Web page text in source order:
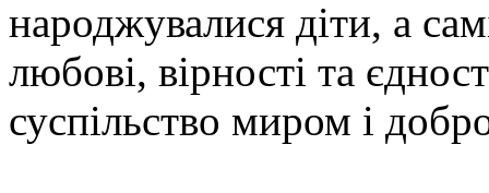
народжувалися діти, а
любові, вірності та
суспільство миром і